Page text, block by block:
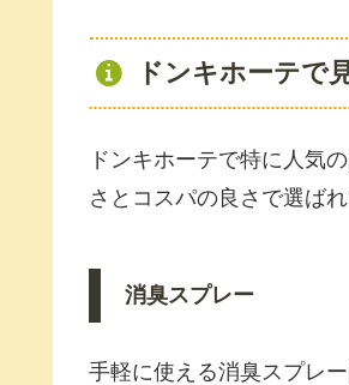
ドンキホーテで
ドンキホーテで特に人気
さとコスパの良さで選ばれ
消臭スプレー
手軽に使える消臭スプレ